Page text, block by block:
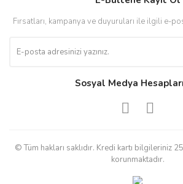
Fırsatları, kampanya ve duyuruları ile ilgili e-
Sosyal Medya
© Tüm hakları saklıdır. Kredi kartı bilgileriniz
korunmaktadır.